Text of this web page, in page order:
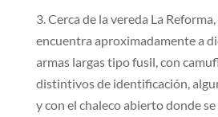
3. Cerca de la vereda La
encuentra aproximadamente a
armas largas tipo fusil, con
distintivos de identificación,
y con el chaleco abierto donde